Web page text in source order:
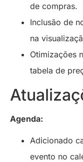
de compras.
Inclusão de
na
Otimizações
tabela de
Agenda:
Adicionado
evento no